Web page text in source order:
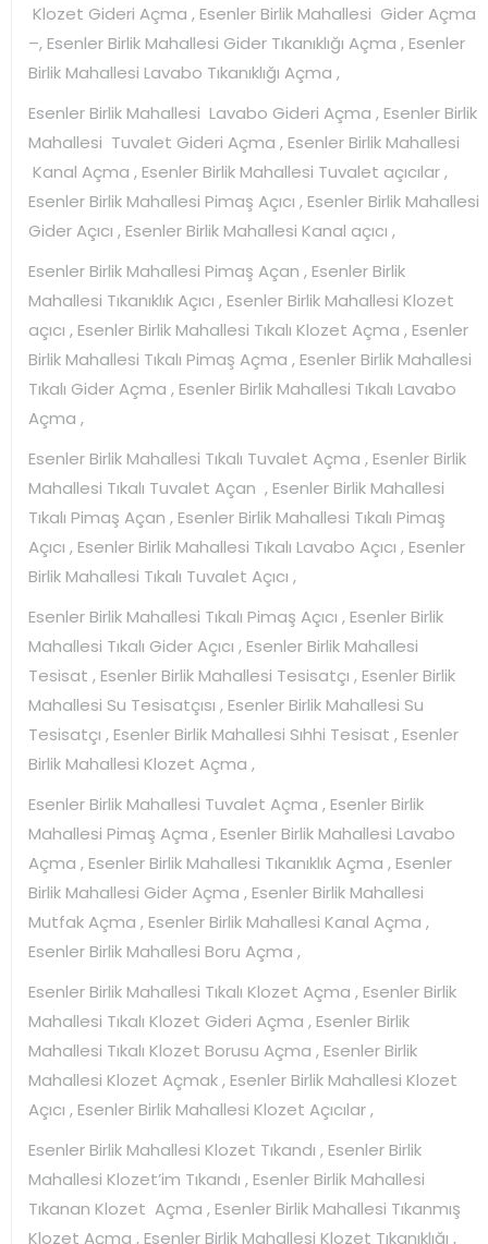
Klozet Gideri Açma , Esenler Birlik Mahallesi Gider Açma
–, Esenler Birlik Mahallesi Gider Tıkanıklığı Açma , Esenler
Birlik Mahallesi Lavabo Tıkanıklığı Açma ,
Esenler Birlik Mahallesi Lavabo Gideri Açma , Esenler Birlik
Mahallesi Tuvalet Gideri Açma , Esenler Birlik Mahallesi
Kanal Açma , Esenler Birlik Mahallesi Tuvalet açıcılar ,
Esenler Birlik Mahallesi Pimaş Açıcı , Esenler Birlik Mahallesi
Gider Açıcı , Esenler Birlik Mahallesi Kanal açıcı ,
Esenler Birlik Mahallesi Pimaş Açan , Esenler Birlik
Mahallesi Tıkanıklık Açıcı , Esenler Birlik Mahallesi Klozet
açıcı , Esenler Birlik Mahallesi Tıkalı Klozet Açma , Esenler
Birlik Mahallesi Tıkalı Pimaş Açma , Esenler Birlik Mahallesi
Tıkalı Gider Açma , Esenler Birlik Mahallesi Tıkalı Lavabo
Açma ,
Esenler Birlik Mahallesi Tıkalı Tuvalet Açma , Esenler Birlik
Mahallesi Tıkalı Tuvalet Açan , Esenler Birlik Mahallesi
Tıkalı Pimaş Açan , Esenler Birlik Mahallesi Tıkalı Pimaş
Açıcı , Esenler Birlik Mahallesi Tıkalı Lavabo Açıcı , Esenler
Birlik Mahallesi Tıkalı Tuvalet Açıcı ,
Esenler Birlik Mahallesi Tıkalı Pimaş Açıcı , Esenler Birlik
Mahallesi Tıkalı Gider Açıcı , Esenler Birlik Mahallesi
Tesisat , Esenler Birlik Mahallesi Tesisatçı , Esenler Birlik
Mahallesi Su Tesisatçısı , Esenler Birlik Mahallesi Su
Tesisatçı , Esenler Birlik Mahallesi Sıhhi Tesisat , Esenler
Birlik Mahallesi Klozet Açma ,
Esenler Birlik Mahallesi Tuvalet Açma , Esenler Birlik
Mahallesi Pimaş Açma , Esenler Birlik Mahallesi Lavabo
Açma , Esenler Birlik Mahallesi Tıkanıklık Açma , Esenler
Birlik Mahallesi Gider Açma , Esenler Birlik Mahallesi
Mutfak Açma , Esenler Birlik Mahallesi Kanal Açma ,
Esenler Birlik Mahallesi Boru Açma ,
Esenler Birlik Mahallesi Tıkalı Klozet Açma , Esenler Birlik
Mahallesi Tıkalı Klozet Gideri Açma , Esenler Birlik
Mahallesi Tıkalı Klozet Borusu Açma , Esenler Birlik
Mahallesi Klozet Açmak , Esenler Birlik Mahallesi Klozet
Açıcı , Esenler Birlik Mahallesi Klozet Açıcılar ,
Esenler Birlik Mahallesi Klozet Tıkandı , Esenler Birlik
Mahallesi Klozet’im Tıkandı , Esenler Birlik Mahallesi
Tıkanan Klozet Açma , Esenler Birlik Mahallesi Tıkanmış
Klozet Açma , Esenler Birlik Mahallesi Klozet Tıkanıklığı ,